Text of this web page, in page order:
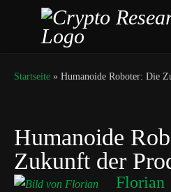
Startseite » Humanoide Roboter: Die
Humanoide
Zukunft der
Florian